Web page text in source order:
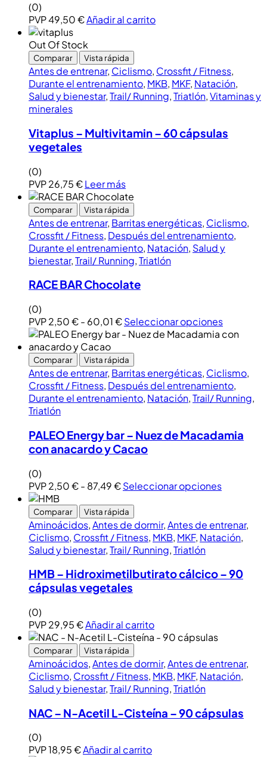
(0)
PVP49,50€Añadir al carrito
Out Of Stock
Comparar Vista rápida
Antes de entrenar, Ciclismo, Crossfit / Fitness,
Durante el entrenamiento, MKB, MKF, Natación,
Salud y bienestar,Trail/ Running,Triatlón,Vitaminas y
minerales
Vitaplus – Multivitamin – 60 cápsulas
vegetales
(0)
PVP26,75€Leer más
Comparar Vista rápida
Antes de entrenar, Barritas energéticas, Ciclismo,
Crossfit / Fitness, Después del entrenamiento,
Durante el entrenamiento, Natación, Salud y
bienestar,Trail/ Running,Triatlón
RACE BAR Chocolate
(0)
PVP2,50€- 60,01€Seleccionar opciones
Comparar Vista rápida
Antes de entrenar, Barritas energéticas, Ciclismo,
Crossfit / Fitness, Después del entrenamiento,
Durante el entrenamiento, Natación,Trail/ Running,
Triatlón
PALEO Energy bar – Nuez de Macadamia
con anacardo y Cacao
(0)
PVP2,50€- 87,49€Seleccionar opciones
Comparar Vista rápida
Aminoácidos,Antes de dormir,Antes de entrenar,
Ciclismo, Crossfit / Fitness, MKB, MKF, Natación,
Salud y bienestar,Trail/ Running,Triatlón
HMB – Hidroximetilbutirato cálcico – 90
cápsulas vegetales
(0)
PVP29,95€Añadir al carrito
Comparar Vista rápida
Aminoácidos,Antes de dormir,Antes de entrenar,
Ciclismo, Crossfit / Fitness, MKB, MKF, Natación,
Salud y bienestar,Trail/ Running,Triatlón
NAC – N-Acetil L-Cisteína – 90 cápsulas
(0)
PVP18,95€Añadir al carrito